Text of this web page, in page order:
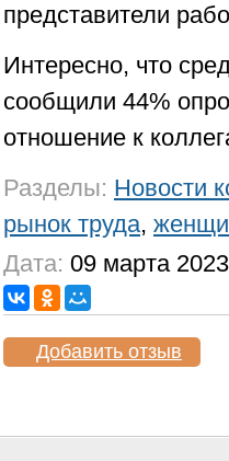
представители
Интересно, что
сообщили 44%
отношение к
Разделы: Новости
рынок труда,
Дата: 09 марта
Добавить отзыв